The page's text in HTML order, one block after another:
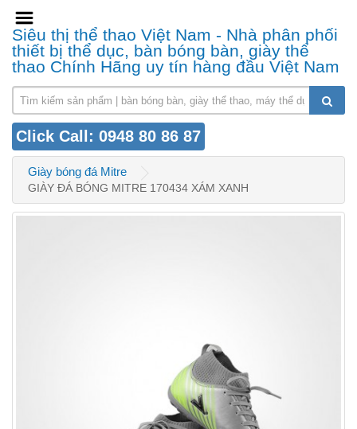
Siêu thị thể thao Việt Nam - Nhà phân phối
thiết bị thể dục, bàn bóng bàn, giày thể
thao Chính Hãng uy tín hàng đầu Việt Nam
Click Call: 0948 80 86 87
Giày bóng đá Mitre
GIÀY ĐÁ BÓNG MITRE 170434 XÁM XANH